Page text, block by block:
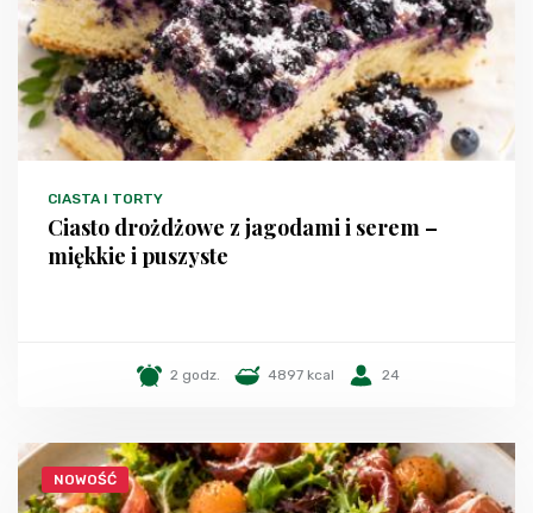
CIASTA I TORTY
Ciasto drożdżowe z jagodami i serem –
miękkie i puszyste
2 godz. 4897 kcal 24
NOWOŚĆ